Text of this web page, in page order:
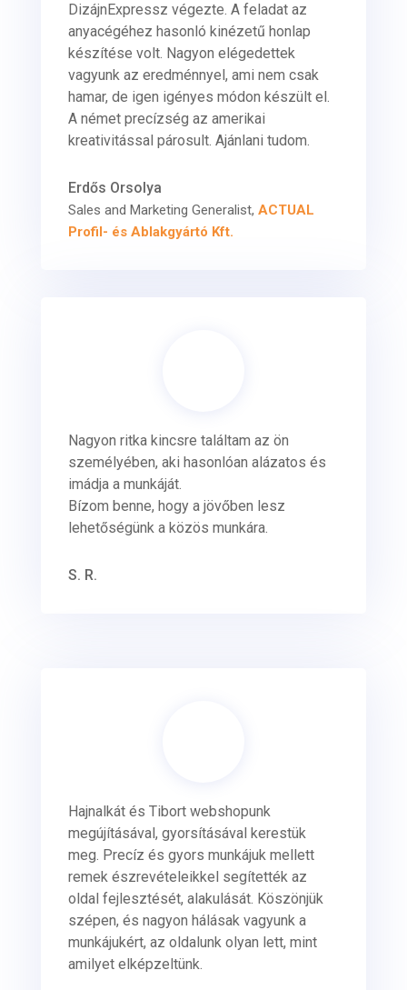
DizájnExpressz végezte. A feladat az
anyacégéhez hasonló kinézetű honlap
készítése volt. Nagyon elégedettek
vagyunk az eredménnyel, ami nem csak
hamar, de igen igényes módon készült el.
A német precízség az amerikai
kreativitással párosult. Ajánlani tudom.
Erdős Orsolya
Sales and Marketing Generalist, ACTUAL
Profil- és Ablakgyártó Kft.
Nagyon ritka kincsre találtam az ön
személyében, aki hasonlóan alázatos és
imádja a munkáját.
Bízom benne, hogy a jövőben lesz
lehetőségünk a közös munkára.
S. R.
Hajnalkát és Tibort webshopunk
megújításával, gyorsításával kerestük
meg. Precíz és gyors munkájuk mellett
remek észrevételeikkel segítették az
oldal fejlesztését, alakulását. Köszönjük
szépen, és nagyon hálásak vagyunk a
munkájukért, az oldalunk olyan lett, mint
amilyet elképzeltünk.